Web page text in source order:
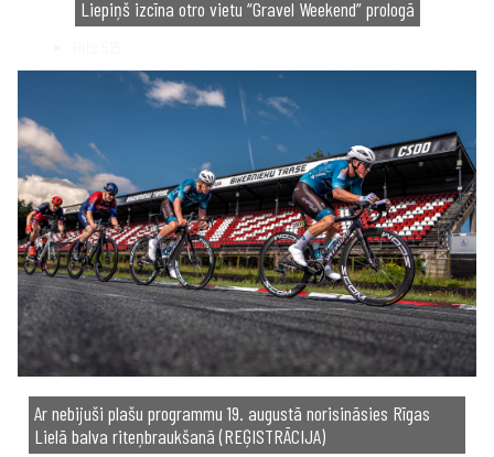
Liepiņš izcīna otro vietu “Gravel Weekend” prologā
Ar nebijuši plašu programmu 19. augustā norisināsies Rīgas
Lielā balva riteņbraukšanā (REĢISTRĀCIJA)